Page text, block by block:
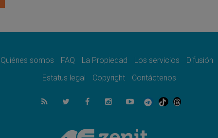
07.08.2026
07.08.2026
el compromiso del cristiano"
La matanza de niños en Gaza no cesa: 300
muertos en 300 días
Tagle: La guerra desfigura el mundo, solo la
revelación de Dios lo transfigura
Quiénes somos FAQ La Propiedad Los servicios
Difusión
Estatus legal
Copyright Contáctenos